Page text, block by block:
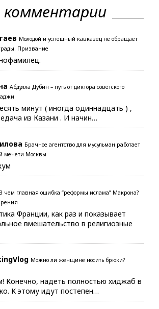
комментарии
Молодой и успешный кавказец не обращает
Призвание
Абдулла Дубин – путь от диктора советского
минут ( иногда одиннадцать ) ,
из Казани . И начин…
Брачное агентство для мусульман работает
мечети Москвы
В чем главная ошибка “реформы ислама” Макрона?
Франции, как раз и показывает
вмешательство в религиозные
Можно ли женщине носить брюки?
Конечно, надеть полностью хиджаб в
К этому идут постепен…